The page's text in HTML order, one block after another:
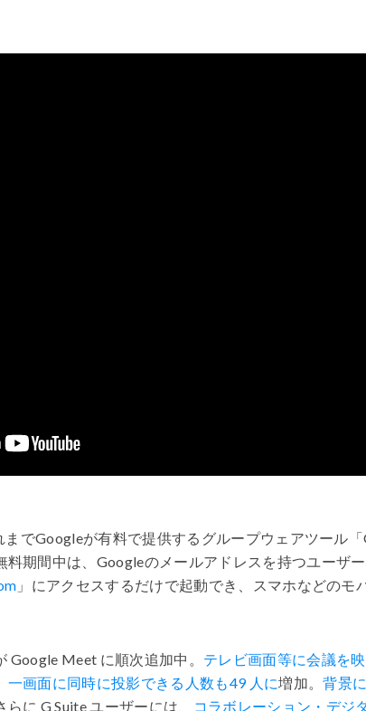
までGoogleが有料で提供するグループウェアツール「
期間中は、 Googleのメールアドレスを持つユーザ
」にアクセスするだけで起動でき、スマホなどのモ
Google Meet に順次追加中。 テレビ画面等に会議を
一画面に同時に投影できる人数も49 人に増加。背景
らに G Suiteユーザーには、 コラボレーション・デジ